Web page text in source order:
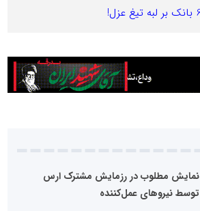
نمایش مطلوب در رزمایش مشترک ارس
توسط نیرو‌های عمل‌کننده